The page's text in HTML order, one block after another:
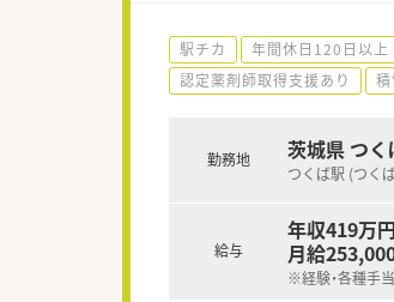
駅チカ 年間休日120日以上
認定薬剤師取得支援あり
勤務地 茨城県 つく
つくば駅 (つく
給与
年収419万
月給
※経験・各種手